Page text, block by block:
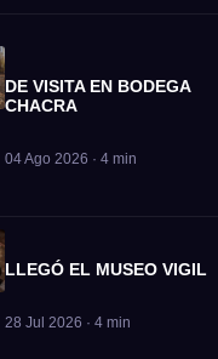
DE VISITA EN BODEGA
CHACRA
04 Ago 2026 · 4 min
LLEGÓ EL MUSEO VIGIL
28 Jul 2026 · 4 min